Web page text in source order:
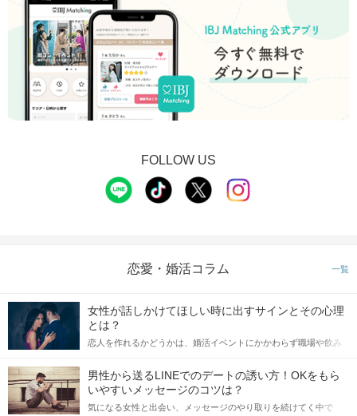
FOLLOW US
恋愛・婚活コラム 一覧
女性が話しかけてほしい時に出すサインとその心理
とは？
恋人を作れるかどうかは、婚活イベントにかかわらず職場や飲み
てアプローチできるかにも左右されます。 これから恋人作りを本
格的に始めようとしている方は、女性が異性を求めて出すサイン
をしっかりと理解し、正しい行動に移せるかどうかが重要。 この
記事では、女性が話しかけて欲しい時に出すサインとその心理を
男性から送るLINEでのデートの誘い方！OKをもら
いやすいメッセージのコツは？
気になる女性と出会い、メッセージのやり取りを続けてく中で